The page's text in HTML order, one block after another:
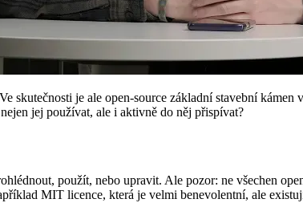
skutečnosti je ale open-source základní stavební
jej používat, ale i aktivně do něj přispívat?
použít, nebo upravit. Ale pozor: ne všechen
MIT licence, která je velmi benevolentní, ale